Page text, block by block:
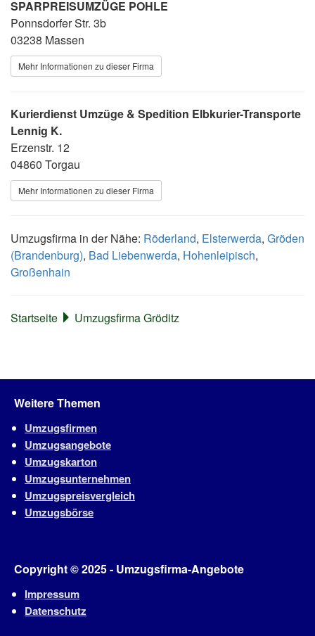
SPARPREISUMZÜGE POHLE
Ponnsdorfer Str. 3b
03238 Massen
Mehr Informationen zu dieser Firma
Kurierdienst Umzüge & Spedition Elbkurier-Transporte
Lennig K.
Erzenstr. 12
04860 Torgau
Mehr Informationen zu dieser Firma
Umzugsfirma in der Nähe: Röderland, Elsterwerda, Gröden
(Brandenburg), Bad Liebenwerda, Hohenleipisch,
Großenhain
Startseite Umzugsfirma Gröditz
Weitere Themen
Umzugsfirmen
Umzugsangebote
Umzugskarton
Umzugsunternehmen
Umzugspreisvergleich
Umzugsbörse
Copyright © 2025 - Umzugsfirma-Angebote
Impressum
Datenschutz